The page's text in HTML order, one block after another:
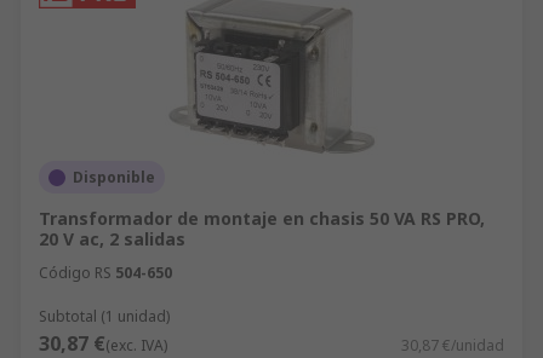
Disponible
Transformador de montaje en chasis 50 VA RS PRO,
20 V ac, 2 salidas
Código RS 504-650
Subtotal (1 unidad)
30,87 €(exc. IVA) 30,87 €/unidad